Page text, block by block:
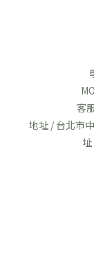
客
地址 / 台北市